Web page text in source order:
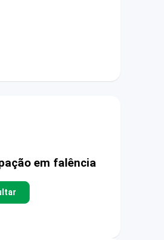
em falência